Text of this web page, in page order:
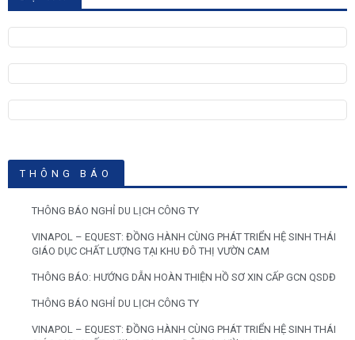
THÔNG BÁO
THÔNG BÁO NGHỈ DU LỊCH CÔNG TY
VINAPOL – EQUEST: ĐỒNG HÀNH CÙNG PHÁT TRIỂN HỆ SINH THÁI
GIÁO DỤC CHẤT LƯỢNG TẠI KHU ĐÔ THỊ VƯỜN CAM
THÔNG BÁO: HƯỚNG DẪN HOÀN THIỆN HỒ SƠ XIN CẤP GCN QSDĐ
THÔNG BÁO NGHỈ DU LỊCH CÔNG TY
VINAPOL – EQUEST: ĐỒNG HÀNH CÙNG PHÁT TRIỂN HỆ SINH THÁI